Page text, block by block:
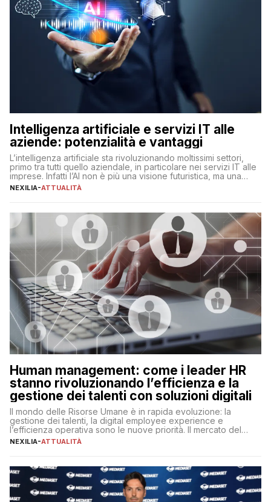
Intelligenza artificiale e servizi IT alle
aziende: potenzialità e vantaggi
L’intelligenza artificiale sta rivoluzionando moltissimi settori,
primo tra tutti quello aziendale, in particolare nei servizi IT alle
imprese. Infatti l’AI non è più una visione futuristica, ma una
realtà operativa che sta portando a un cambio significativo in
operazioni, bensì comporta […]
NEXILIA-ATTUALITÀ
Human management: come i leader HR
stanno rivoluzionando l’efficienza e la
gestione dei talenti con soluzioni digitali
Il mondo delle Risorse Umane è in rapida evoluzione: la
gestione dei talenti, la digital employee experience e
l’efficienza operativa sono le nuove priorità. Il mercato del
lavoro, d’altra parte, è sempre più competitivo con una lotta
NEXILIA-ATTUALITÀ